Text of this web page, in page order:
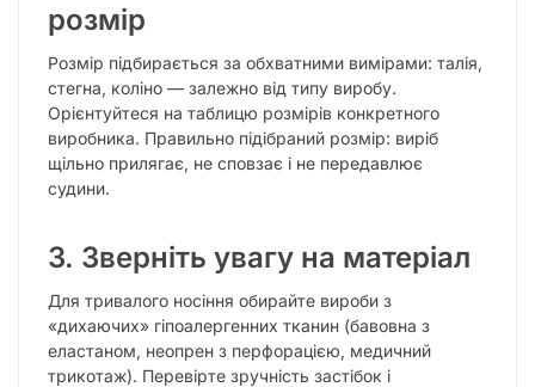
розмір
Розмір підбирається за обхватними вимірами: талія,
стегна, коліно — залежно від типу виробу.
Орієнтуйтеся на таблицю розмірів конкретного
виробника. Правильно підібраний розмір: виріб
щільно прилягає, не сповзає і не передавлює
судини.
3. Зверніть увагу на матеріал
Для тривалого носіння обирайте вироби з
«дихаючих» гіпоалергенних тканин (бавовна з
еластаном, неопрен з перфорацією, медичний
трикотаж). Перевірте зручність застібок і